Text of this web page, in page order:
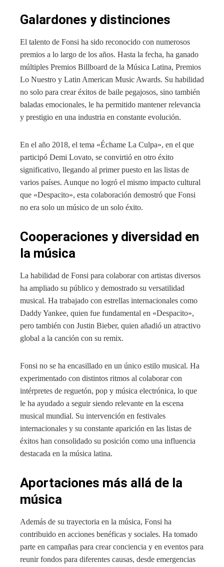
Galardones y distinciones
El talento de Fonsi ha sido reconocido con numerosos
premios a lo largo de los años. Hasta la fecha, ha ganado
múltiples Premios Billboard de la Música Latina, Premios
Lo Nuestro y Latin American Music Awards. Su habilidad
no solo para crear éxitos de baile pegajosos, sino también
baladas emocionales, le ha permitido mantener relevancia
y prestigio en una industria en constante evolución.
En el año 2018, el tema «Échame La Culpa», en el que
participó Demi Lovato, se convirtió en otro éxito
significativo, llegando al primer puesto en las listas de
varios países. Aunque no logró el mismo impacto cultural
que «Despacito», esta colaboración demostró que Fonsi
no era solo un músico de un solo éxito.
Cooperaciones y diversidad en
la música
La habilidad de Fonsi para colaborar con artistas diversos
ha ampliado su público y demostrado su versatilidad
musical. Ha trabajado con estrellas internacionales como
Daddy Yankee, quien fue fundamental en «Despacito»,
pero también con Justin Bieber, quien añadió un atractivo
global a la canción con su remix.
Fonsi no se ha encasillado en un único estilo musical. Ha
experimentado con distintos ritmos al colaborar con
intérpretes de reguetón, pop y música electrónica, lo que
le ha ayudado a seguir siendo relevante en la escena
musical mundial. Su intervención en festivales
internacionales y su constante aparición en las listas de
éxitos han consolidado su posición como una influencia
destacada en la música latina.
Aportaciones más allá de la
música
Además de su trayectoria en la música, Fonsi ha
contribuido en acciones benéficas y sociales. Ha tomado
parte en campañas para crear conciencia y en eventos para
reunir fondos para diferentes causas, desde emergencias